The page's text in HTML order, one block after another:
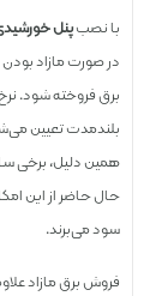
با نصبپنل
در صورت مازاد
برق فروخته شود.
بلندمدت تعیین
همین دلیل، برخی
حال حاضر از این
سود می‌برند.
فروش برق مازاد